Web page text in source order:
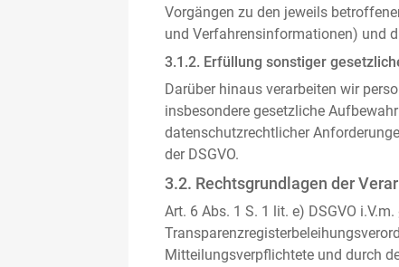
Vorgängen zu den jeweils
und Verfahrensinformationen) und
3.1.2. Erfüllung sonstiger
Darüber hinaus verarbeiten wir
insbesondere gesetzliche
datenschutzrechtlicher
der DSGVO.
3.2. Rechtsgrundlagen der
Art. 6 Abs. 1 S. 1 lit. e) DSGVO
Mitteilungsverpflichtete und durch